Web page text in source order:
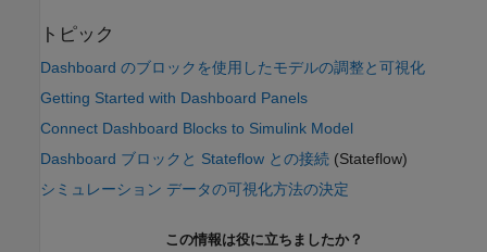
トピック
Dashboard のブロックを使用したモデルの調整と可視化
Getting Started with Dashboard Panels
Connect Dashboard Blocks to Simulink Model
Dashboard ブロックと Stateflow との接続 (Stateflow)
シミュレーション データの可視化方法の決定
この情報は役に立ちましたか？